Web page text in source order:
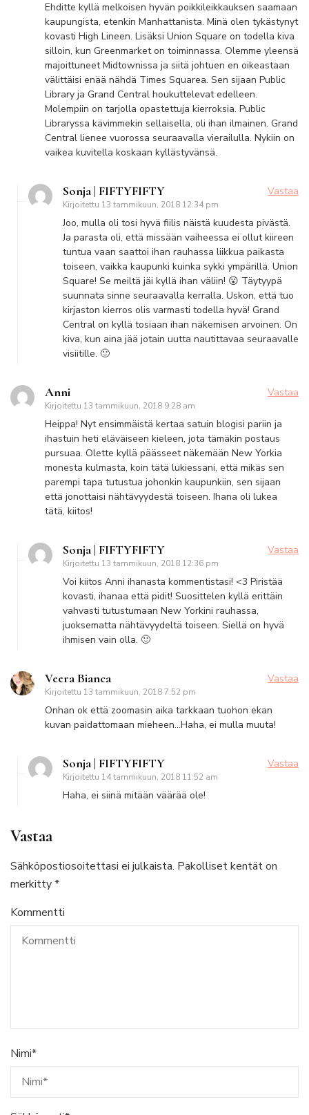
Ehditte kyllä melkoisen hyvän poikkileikkauksen saamaan
kaupungista, etenkin Manhattanista. Minä olen tykästynyt
kovasti High Lineen. Lisäksi Union Square on todella kiva
silloin, kun Greenmarket on toiminnassa. Olemme yleensä
majoittuneet Midtownissa ja siitä johtuen en oikeastaan
välittäisi enää nähdä Times Squarea. Sen sijaan Public
Library ja Grand Central houkuttelevat edelleen.
Molempiin on tarjolla opastettuja kierroksia. Public
Libraryssa kävimmekin sellaisella, oli ihan ilmainen. Grand
Central lienee vuorossa seuraavalla vierailulla. Nykiin on
vaikea kuvitella koskaan kyllästyvänsä.
Sonja | FIFTYFIFTY
Kirjoitettu 13 tammikuun, 2018 12:34 pm
Vastaa
Joo, mulla oli tosi hyvä fiilis näistä kuudesta pivästä.
Ja parasta oli, että missään vaiheessa ei ollut kiireen
tuntua vaan saattoi ihan rauhassa liikkua paikasta
toiseen, vaikka kaupunki kuinka sykki ympärillä. Union
Square! Se meiltä jäi kyllä ihan väliin! 😮 Täytyypä
suunnata sinne seuraavalla kerralla. Uskon, että tuo
kirjaston kierros olis varmasti todella hyvä! Grand
Central on kyllä tosiaan ihan näkemisen arvoinen. On
kiva, kun aina jää jotain uutta nautittavaa seuraavalle
visiitille. 🙂
Anni
Kirjoitettu 13 tammikuun, 2018 9:28 am
Vastaa
Heippa! Nyt ensimmäistä kertaa satuin blogisi pariin ja
ihastuin heti eläväiseen kieleen, jota tämäkin postaus
pursuaa. Olette kyllä päässeet näkemään New Yorkia
monesta kulmasta, koin tätä lukiessani, että mikäs sen
parempi tapa tutustua johonkin kaupunkiin, sen sijaan
että jonottaisi nähtävyydestä toiseen. Ihana oli lukea
tätä, kiitos!
Sonja | FIFTYFIFTY
Kirjoitettu 13 tammikuun, 2018 12:36 pm
Vastaa
Voi kiitos Anni ihanasta kommentistasi! <3 Piristää
kovasti, ihanaa että pidit! Suosittelen kyllä erittäin
vahvasti tutustumaan New Yorkini rauhassa,
juoksematta nähtävyydeltä toiseen. Siellä on hyvä
ihmisen vain olla. 🙂
Veera Bianca
Kirjoitettu 13 tammikuun, 2018 7:52 pm
Vastaa
Onhan ok että zoomasin aika tarkkaan tuohon ekan
kuvan paidattomaan mieheen…Haha, ei mulla muuta!
Sonja | FIFTYFIFTY
Kirjoitettu 14 tammikuun, 2018 11:52 am
Vastaa
Haha, ei siinä mitään väärää ole!
Vastaa
Sähköpostiosoitettasi ei julkaista. Pakolliset kentät on
merkitty*
Kommentti
Nimi*